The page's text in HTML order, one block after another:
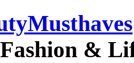
&